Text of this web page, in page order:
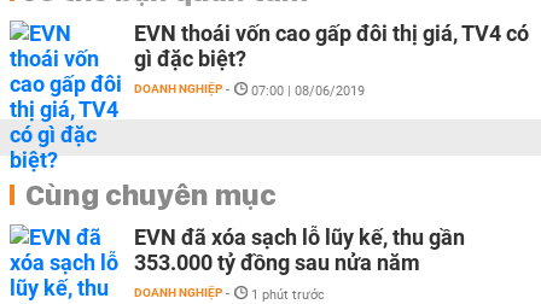
EVN thoái vốn cao gấp đôi thị giá, TV4 có
gì đặc biệt?
DOANH NGHIỆP - 07:00 | 08/06/2019
Cùng chuyên mục
EVN đã xóa sạch lỗ lũy kế, thu gần
353.000 tỷ đồng sau nửa năm
DOANH NGHIỆP - 1 phút trước